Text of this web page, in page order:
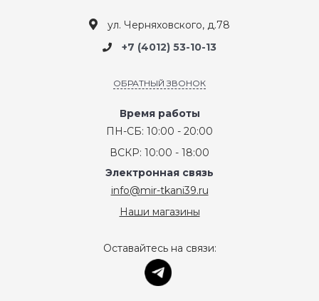
ул. Черняховского, д.78
+7 (4012) 53-10-13
ОБРАТНЫЙ ЗВОНОК
Время работы
ПН-СБ: 10:00 - 20:00
ВСКР: 10:00 - 18:00
Электронная связь
info@mir-tkani39.ru
Наши магазины
Оставайтесь на связи: